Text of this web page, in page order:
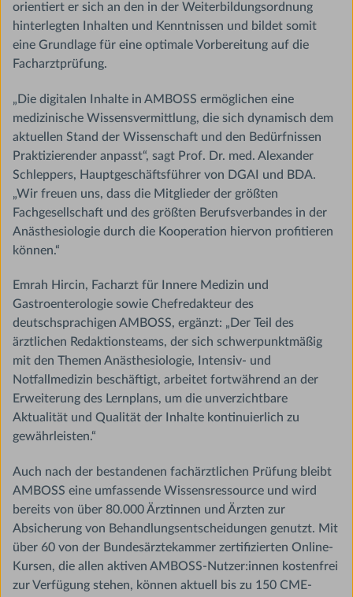
orientiert er sich an den in der Weiterbildungsordnung
hinterlegten Inhalten und Kenntnissen und bildet somit
eine Grundlage für eine optimale Vorbereitung auf die
Facharztprüfung.
„Die digitalen Inhalte in AMBOSS ermöglichen eine
medizinische Wissensvermittlung, die sich dynamisch dem
aktuellen Stand der Wissenschaft und den Bedürfnissen
Praktizierender anpasst“, sagt Prof. Dr. med. Alexander
Schleppers, Hauptgeschäftsführer von DGAI und BDA.
„Wir freuen uns, dass die Mitglieder der größten
Fachgesellschaft und des größten Berufsverbandes in der
Anästhesiologie durch die Kooperation hiervon profitieren
können.“
Emrah Hircin, Facharzt für Innere Medizin und
Gastroenterologie sowie Chefredakteur des
deutschsprachigen AMBOSS, ergänzt: „Der Teil des
ärztlichen Redaktionsteams, der sich schwerpunktmäßig
mit den Themen Anästhesiologie, Intensiv- und
Notfallmedizin beschäftigt, arbeitet fortwährend an der
Erweiterung des Lernplans, um die unverzichtbare
Aktualität und Qualität der Inhalte kontinuierlich zu
gewährleisten.“
Auch nach der bestandenen fachärztlichen Prüfung bleibt
AMBOSS eine umfassende Wissensressource und wird
bereits von über 80.000 Ärztinnen und Ärzten zur
Absicherung von Behandlungsentscheidungen genutzt. Mit
über 60 von der Bundesärztekammer zertifizierten Online-
Kursen, die allen aktiven AMBOSS-Nutzer:innen kostenfrei
zur Verfügung stehen, können aktuell bis zu 150 CME-